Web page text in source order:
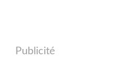
Publicité